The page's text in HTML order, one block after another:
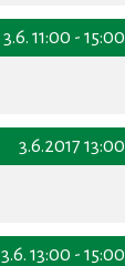
3.6. 11:00 - 15:00
3.6.2017 13:00
3.6. 13:00 - 15:00